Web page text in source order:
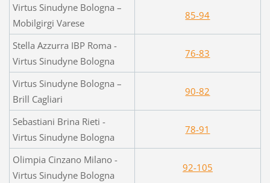
Virtus Sinudyne Bologna –
Mobilgirgi Varese
85-94
Stella Azzurra IBP Roma -
Virtus Sinudyne Bologna
76-83
Virtus Sinudyne Bologna –
Brill Cagliari
90-82
Sebastiani Brina Rieti -
Virtus Sinudyne Bologna
78-91
Olimpia Cinzano Milano -
Virtus Sinudyne Bologna
92-105